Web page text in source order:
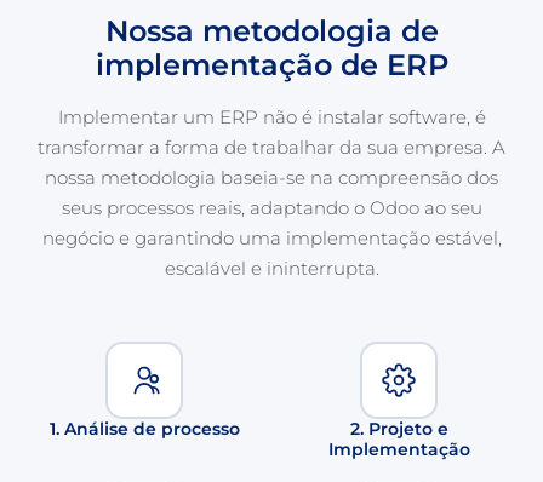
Nossa metodologia de
implementação de ERP
Implementar um ERP não é instalar software, é
transformar a forma de trabalhar da sua empresa. A
nossa metodologia baseia-se na compreensão dos
seus processos reais, adaptando o Odoo ao seu
negócio e garantindo uma implementação estável,
escalável e ininterrupta.
1. Análise de processo
2. Projeto e
Implementação